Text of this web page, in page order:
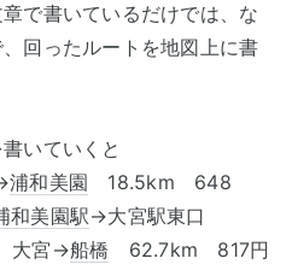
で書いているだけでは、な
回ったルートを地図上に書
いていくと
浦和美園 18.5km 648
和美園駅→大宮駅東口
宮→船橋 62.7km 817円